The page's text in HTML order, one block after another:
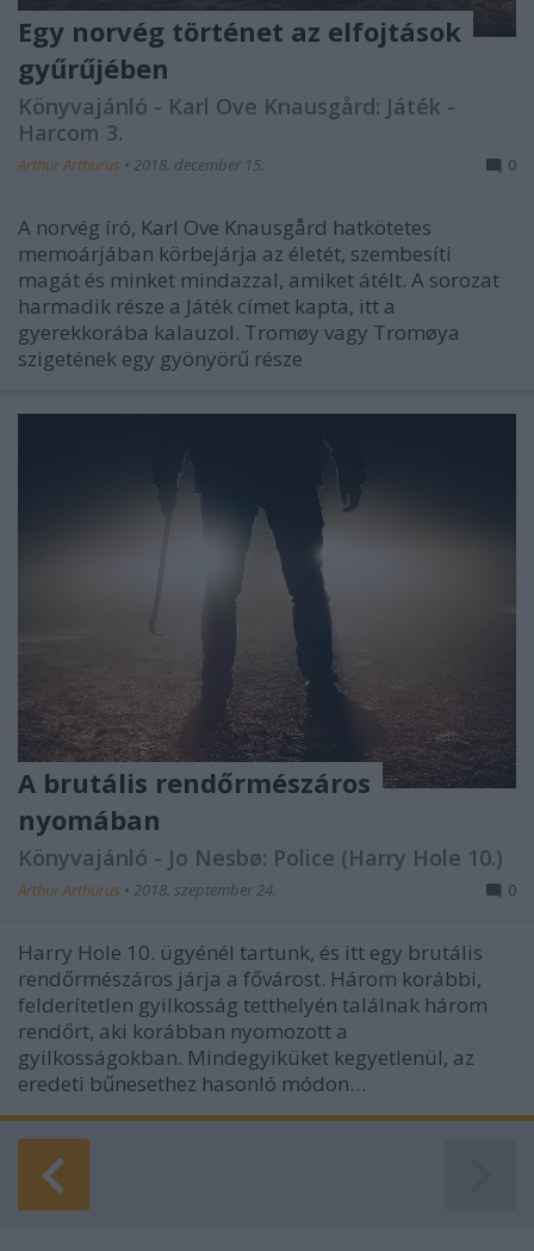
Egy norvég történet az elfojtások
gyűrűjében
Könyvajánló - Karl Ove Knausgård: Játék -
Harcom 3.
Arthur Arthurus • 2018. december 15. 0
A norvég író, Karl Ove Knausgård hatkötetes
memoárjában körbejárja az életét, szembesíti
magát és minket mindazzal, amiket átélt. A sorozat
harmadik része a Játék címet kapta, itt a
gyerekkorába kalauzol. Tromøy vagy Tromøya
szigetének egy gyönyörű része
A brutális rendőrmészáros
nyomában
Könyvajánló - Jo Nesbø: Police (Harry Hole 10.)
Arthur Arthurus • 2018. szeptember 24. 0
Harry Hole 10. ügyénél tartunk, és itt egy brutális
rendőrmészáros járja a fővárost. Három korábbi,
felderítetlen gyilkosság tetthelyén találnak három
rendőrt, aki korábban nyomozott a
gyilkosságokban. Mindegyiküket kegyetlenül, az
eredeti bűnesethez hasonló módon…